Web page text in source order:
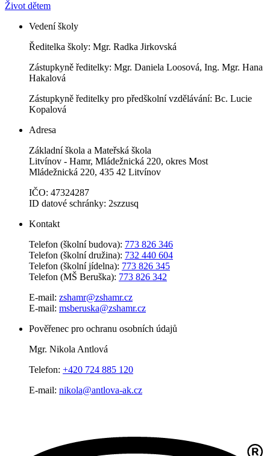
Život dětem
Vedení školy
Ředitelka školy: Mgr. Radka Jirkovská
Zástupkyně ředitelky: Mgr. Daniela Loosová, Ing. Mgr. Hana
Hakalová
Zástupkyně ředitelky pro předškolní vzdělávání: Bc. Lucie
Kopalová
Adresa
Základní škola a Mateřská škola
Litvínov - Hamr, Mládežnická 220, okres Most
Mládežnická 220, 435 42 Litvínov
IČO: 47324287
ID datové schránky: 2szzusq
Kontakt
Telefon (školní budova): 773 826 346
Telefon (školní družina): 732 440 604
Telefon (školní jídelna): 773 826 345
Telefon (MŠ Beruška): 773 826 342
E-mail: zshamr@zshamr.cz
E-mail: msberuska@zshamr.cz
Pověřenec pro ochranu osobních údajů
Mgr. Nikola Antlová
Telefon: +420 724 885 120
E-mail: nikola@antlova-ak.cz